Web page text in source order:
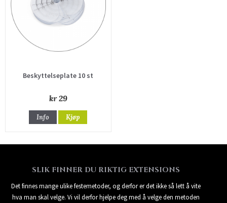
Beskyttelseplate 10 st
kr 29
Info Kjøp
SLIK FINNER DU RIKTIG EXTENSIONS
Det finnes mange ulike festemetoder, og derfor er det ikke så lett å vite
hva man skal velge. Vi vil derfor hjelpe deg med å velge den metoden